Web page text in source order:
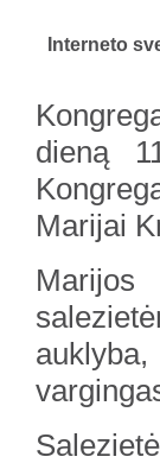
Interneto
dieną
Marijai
Marijos